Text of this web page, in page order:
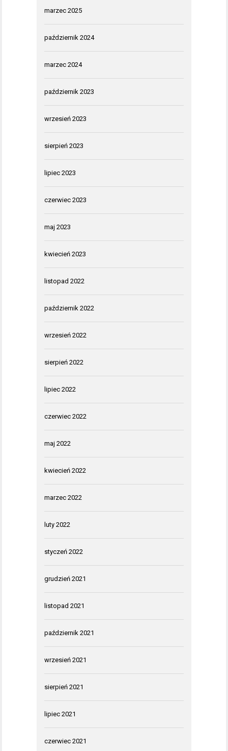
marzec 2025
październik 2024
marzec 2024
październik 2023
wrzesień 2023
sierpień 2023
lipiec 2023
czerwiec 2023
maj 2023
kwiecień 2023
listopad 2022
październik 2022
wrzesień 2022
sierpień 2022
lipiec 2022
czerwiec 2022
maj 2022
kwiecień 2022
marzec 2022
luty 2022
styczeń 2022
grudzień 2021
listopad 2021
październik 2021
wrzesień 2021
sierpień 2021
lipiec 2021
czerwiec 2021